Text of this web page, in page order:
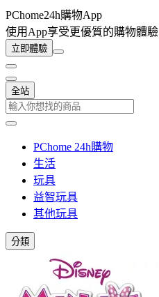
PChome24h購物App
使用App享受更優質的購物體驗
立即體驗
全站
PChome 24h購物
生活
玩具
益智玩具
其他玩具
分類